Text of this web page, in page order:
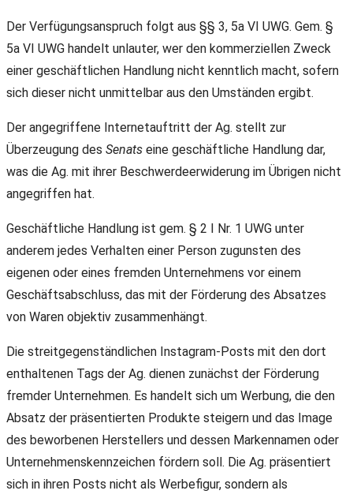
Der Verfügungsanspruch folgt aus §§ 3, 5a VI UWG. Gem. §
5a VI UWG handelt unlauter, wer den kommerziellen Zweck
einer geschäftlichen Handlung nicht kenntlich macht, sofern
sich dieser nicht unmittelbar aus den Umständen ergibt.
Der angegriffene Internetauftritt der Ag. stellt zur
Überzeugung des Senats eine geschäftliche Handlung dar,
was die Ag. mit ihrer Beschwerdeerwiderung im Übrigen nicht
angegriffen hat.
Geschäftliche Handlung ist gem. § 2 I Nr. 1 UWG unter
anderem jedes Verhalten einer Person zugunsten des
eigenen oder eines fremden Unternehmens vor einem
Geschäftsabschluss, das mit der Förderung des Absatzes
von Waren objektiv zusammenhängt.
Die streitgegenständlichen Instagram-Posts mit den dort
enthaltenen Tags der Ag. dienen zunächst der Förderung
fremder Unternehmen. Es handelt sich um Werbung, die den
Absatz der präsentierten Produkte steigern und das Image
des beworbenen Herstellers und dessen Markennamen oder
Unternehmenskennzeichen fördern soll. Die Ag. präsentiert
sich in ihren Posts nicht als Werbefigur, sondern als